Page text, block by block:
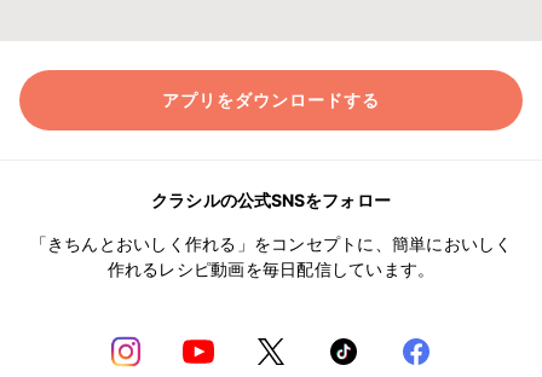
アプリをダウンロードする
クラシルの公式SNSをフォロー
「きちんとおいしく作れる」をコンセプトに、簡単においしく
作れるレシピ動画を毎日配信しています。